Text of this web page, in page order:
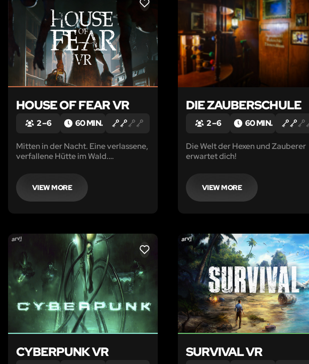
LIKE
HOUSE OF FEAR VR
2 – 6 60 MIN.
Mitten in der Nacht. Eine verlassene,
verfallene Hütte im Wald.
dem Boden, verrottete Möbel und ...
kein einziges Lebewesen. Auf den
ersten Blick sieht es so aus, als ob
VIEW MORE
DIE ZAUBERSCHULE
2 – 6 60 MIN.
Die Welt der Hexen und Zauberer
erwartet dich!
VIEW MORE
LIKE
CYBERPUNK VR SURVIVAL VR